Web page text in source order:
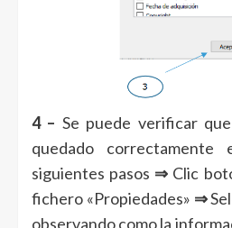
4 – Se puede verificar
quedado correctamente
siguientes pasos ⇒ Clic
fichero «Propiedades» ⇒
observando como la